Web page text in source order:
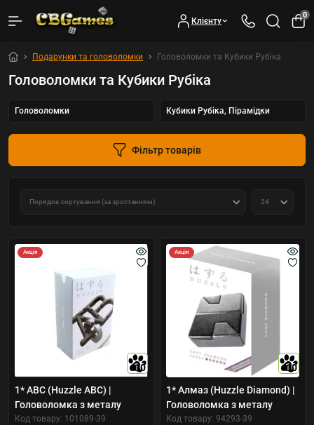
Клієнту
0
Подарунки та головоломки Головоломки та Кубики Рубіка
Головоломки та Кубики Рубіка
Головоломки Кубики Рубіка, Пірамідки
Фільтр товарів
Акція
10
1* ABC (Huzzle ABC) |
Головоломка з металу
Код товару: 101089-39
Акція
10
1* Алмаз (Huzzle Diamond) |
Головоломка з металу
Код товару: 94293-39